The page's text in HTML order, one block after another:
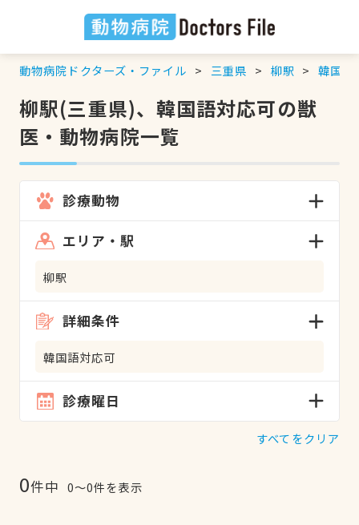
動物病院ドクターズ・ファイル 三重県 柳駅 韓国語
柳駅(三重県)、韓国語対応可の獣
医・動物病院一覧
診療動物
エリア・駅
柳駅
詳細条件
韓国語対応可
診療曜日
すべてをクリア
0件中 0〜0件を表示